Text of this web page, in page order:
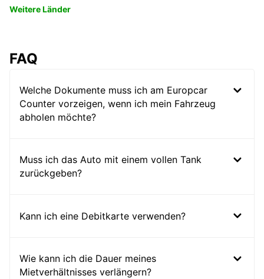
Weitere Länder
FAQ
Welche Dokumente muss ich am Europcar
Counter vorzeigen, wenn ich mein Fahrzeug
abholen möchte?
Muss ich das Auto mit einem vollen Tank
zurückgeben?
Kann ich eine Debitkarte verwenden?
Wie kann ich die Dauer meines
Mietverhältnisses verlängern?